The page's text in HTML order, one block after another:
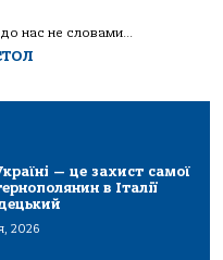
нас не словами...
— це захист самої
в Італії
2026